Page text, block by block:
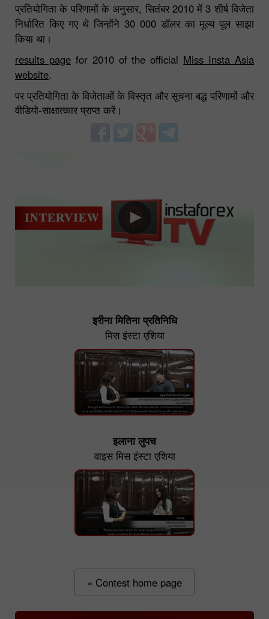
प्रतियोगिता के परिणामों के अनुसार, सितंबर 2010 में 3 शीर्ष विजेता
निर्धारित किए गए थे जिन्होंने 30 000 डॉलर का मूल्य पूल साझा
किया था।
results pagefor 2010 of the official Miss Insta Asia
website.
पर प्रतियोगिता के विजेताओं के विस्तृत और सूचना बद्ध परिणामों और
वीडियो-साक्षात्कार प्राप्त करें।
इरीना मितिना प्रतिनिधि
मिस इंस्टा एशिया
इलाना लुपच
वाइस मिस इंस्टा एशिया
« Contest home page